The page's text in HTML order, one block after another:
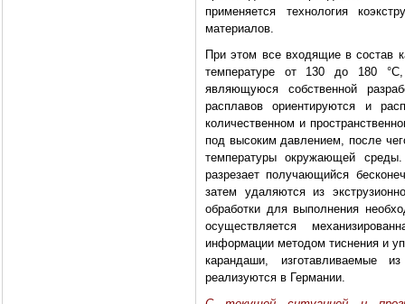
применяется технология
материалов.
При этом все входящие в состав
температуре от 130 до 180 °C,
являющуюся собственной
расплавов ориентируются и
количественном и
под высоким давлением, после
температуры окружающей
разрезает получающийся
затем удаляются из
обработки для выполнения
осуществляется
информации методом тиснения и
карандаши, изготавливаемые
реализуются в Германии.